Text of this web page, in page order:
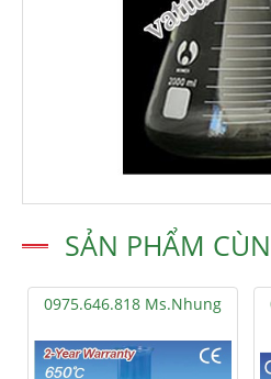
SẢN PHẨM
0975.646.818 Ms.Nhung